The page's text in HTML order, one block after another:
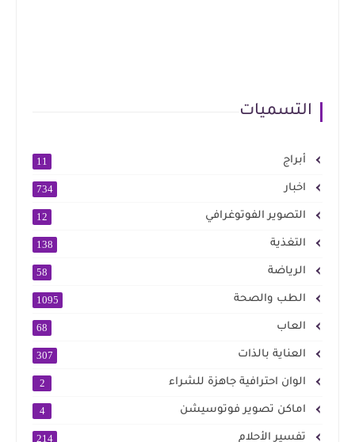
التسميات
أبراج 11
اخبار 734
التصوير الفوتوغرافي 12
التغذية 138
الرياضة 58
الطب والصحة 1095
العاب 68
العناية بالذات 307
الوان احترافية جاهزة للشراء 2
اماكن تصوير فوتوسيشن 4
تفسير الأحلام 214